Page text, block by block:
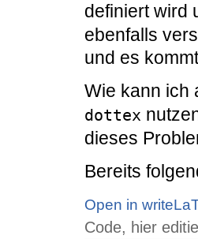
definiert wird
ebenfalls
und es
Wie kann ich
dottex
dieses
Bereits
Open in
Code, hier